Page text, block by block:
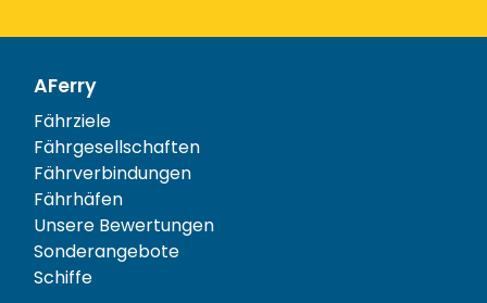
AFerry
Fährziele
Fährgesellschaften
Fährverbindungen
Fährhäfen
Unsere Bewertungen
Sonderangebote
Schiffe